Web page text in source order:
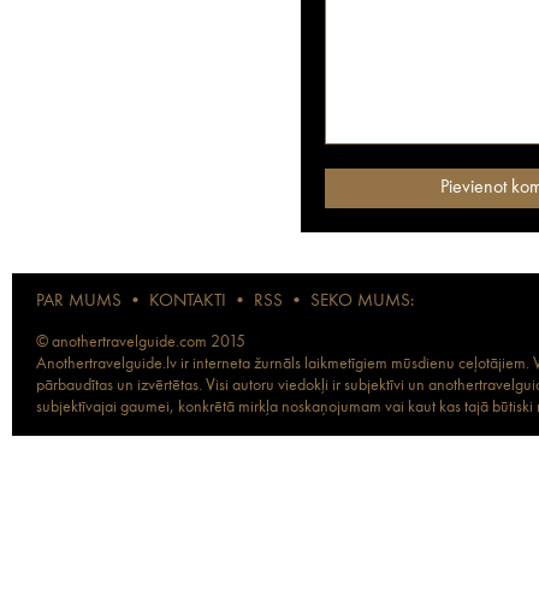
PAR MUMS • KONTAKTI • RSS • SEKO MUMS:
© anothertravelguide.com 2015
Anothertravelguide.lv ir interneta žurnāls laikmetīgiem mūsdienu
pārbaudītas un izvērtētas. Visi autoru viedokļi ir subjektīvi un
subjektīvajai gaumei, konkrētā mirkļa noskaņojumam vai kaut kas tajā